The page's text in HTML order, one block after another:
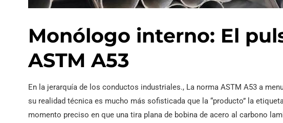
Monólogo interno: El
ASTM A53
En la jerarquía de los conductos industriales., La norma ASTM A53 a
su realidad técnica es mucho más sofisticada que la “producto” la
momento preciso en que una tira plana de bobina de acero al carbono